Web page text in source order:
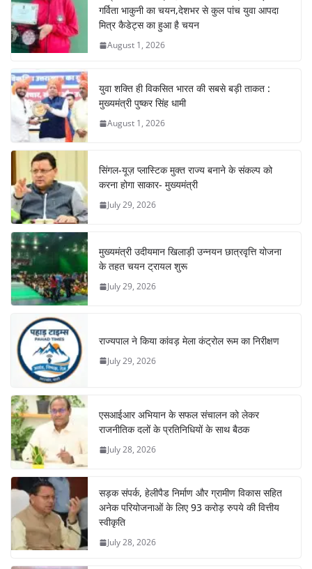
o
o
k
p
p
m n
गर्विता भाकुनी का चयन,देशभर से कुल पांच युवा आपदा
मित्र कैडेट्स का हुआ है चयन
August 1, 2026
युवा शक्ति ही विकसित भारत की सबसे बड़ी ताकत :
मुख्यमंत्री पुष्कर सिंह धामी
August 1, 2026
सिंगल-यूज़ प्लास्टिक मुक्त राज्य बनाने के संकल्प को
करना होगा साकार- मुख्यमंत्री
July 29, 2026
मुख्यमंत्री उदीयमान खिलाड़ी उन्नयन छात्रवृत्ति योजना
के तहत चयन ट्रायल शुरू
July 29, 2026
राज्यपाल ने किया कांवड़ मेला कंट्रोल रूम का निरीक्षण
July 29, 2026
एसआईआर अभियान के सफल संचालन को लेकर
राजनीतिक दलों के प्रतिनिधियों के साथ बैठक
July 28, 2026
सड़क संपर्क, हेलीपैड निर्माण और ग्रामीण विकास सहित
अनेक परियोजनाओं के लिए 93 करोड़ रुपये की वित्तीय
स्वीकृति
July 28, 2026